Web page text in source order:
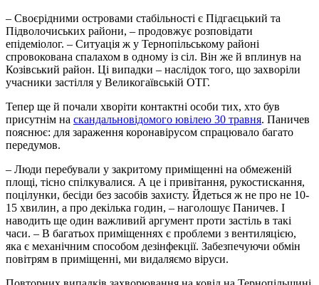
– Своєрідними островами стабільності є Підгаєцький та
Підволочиських райони, – продовжує розповідати
епідеміолог. – Ситуація ж у Тернопільському районі
спровокована спалахом в одному із сіл. Він же й вплинув на
Козівський район. Ці випадки – наслідок того, що захворіли
учасники застілля у Великогаївській ОТГ.
Тепер ще й почали хворіти контактні особи тих, хто був
присутнім на скандальновідомого ювілею 30 травня. Паничев
пояснює: для зараження коронавірусом спрацювало багато
передумов.
– Люди перебували у закритому приміщенні на обмеженій
площі, тісно спілкувалися. А це і привітання, рукостискання,
поцілунки, бесіди без засобів захисту. Йдеться ж не про не 10-
15 хвилин, а про декілька годин, – наголошує Паничев. І
наводить ще один важливий аргумент проти застіль в такі
часи. – В багатьох приміщеннях є проблеми з вентиляцією,
яка є механічним способом дезінфекції. Забезпечуючи обмін
повітрям в приміщенні, ми видаляємо віруси.